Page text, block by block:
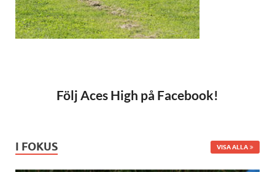
Följ Aces High på Facebook!
I FOKUS VISA ALLA